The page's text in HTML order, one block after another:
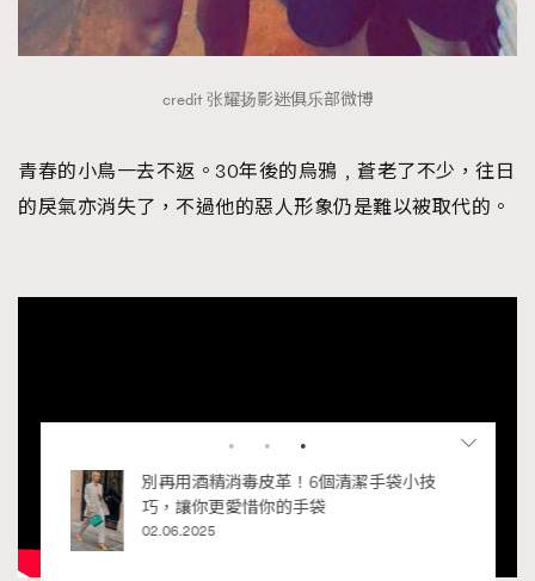
credit 张耀扬影迷俱乐部微博
青春的小鳥一去不返。30年後的烏鴉﹐蒼老了不少，往日
的戾氣亦消失了，不過他的惡人形象仍是難以被取代的。
別再用酒精消毒皮革！6個清潔手袋小技
巧，讓你更愛惜你的手袋
02.06.2025